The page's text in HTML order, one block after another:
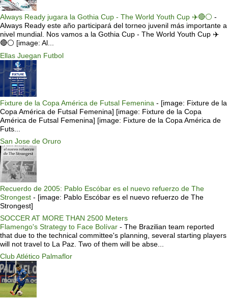
Always Ready jugara la Gothia Cup - The World Youth Cup ✈️🔴⚪️ -
Always Ready este año participará del torneo juvenil más importante a
nivel mundial. Nos vamos a la Gothia Cup - The World Youth Cup ✈️
🔴⚪️ [image: Al...
Ellas Juegan Futbol
Fixture de la Copa América de Futsal Femenina - [image: Fixture de la
Copa América de Futsal Femenina] [image: Fixture de la Copa
América de Futsal Femenina] [image: Fixture de la Copa América de
Futs...
San Jose de Oruro
Recuerdo de 2005: Pablo Escóbar es el nuevo refuerzo de The
Strongest - [image: Pablo Escóbar es el nuevo refuerzo de The
Strongest]
SOCCER AT MORE THAN 2500 Meters
Flamengo's Strategy to Face Bolívar - The Brazilian team reported
that due to the technical committee's planning, several starting players
will not travel to La Paz. Two of them will be abse...
Club Atlético Palmaflor